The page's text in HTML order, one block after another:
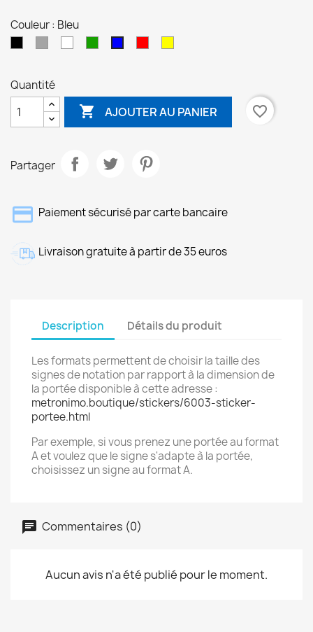
Couleur : Bleu
Quantité
 AJOUTER AU PANIER favorite_border
Partager
Paiement sécurisé par carte bancaire
Livraison gratuite à partir de 35 euros
Description Détails du produit
Les formats permettent de choisir la taille des
signes de notation par rapport à la dimension de
la portée disponible à cette adresse :
metronimo.boutique/stickers/6003-sticker-
portee.html
Par exemple, si vous prenez une portée au format
A et voulez que le signe s'adapte à la portée,
choisissez un signe au format A.
Commentaires (0)
Aucun avis n'a été publié pour le moment.